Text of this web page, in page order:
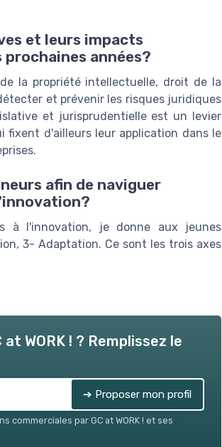
et leurs impacts
années?
la propriété intellectuelle, droit de la
et prévenir les risques juridiques
et jurisprudentielle est un levier
fixent d'ailleurs leur application dans le
afin de naviguer
à l'innovation, je donne aux jeunes
3- Adaptation. Ce sont les trois axes
at WORK ! ? Remplissez le
➔ Proposer mon profil
commerciales par GC at WORK ! et ses